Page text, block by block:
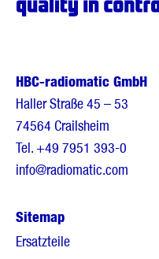
HBC-radiomatic GmbH
Haller Straße 45 – 53
74564 Crailsheim
Tel.+49 7951 393-0
info@radiomatic.com
Sitemap
Ersatzteile